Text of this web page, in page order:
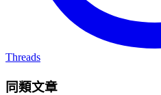
Threads
同類文章